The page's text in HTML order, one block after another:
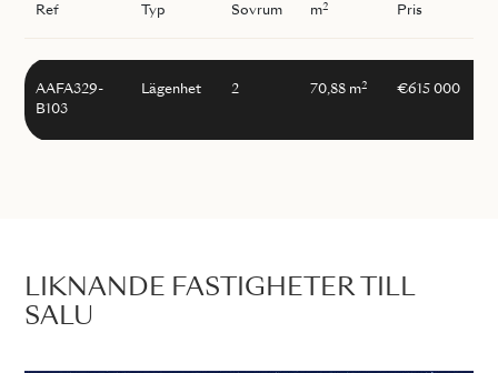
Ref Typ Sovrum m2 Pris
AAFA329-
B103
Lägenhet 2 70,88 m2 €615 000
LIKNANDE FASTIGHETER TILL
SALU